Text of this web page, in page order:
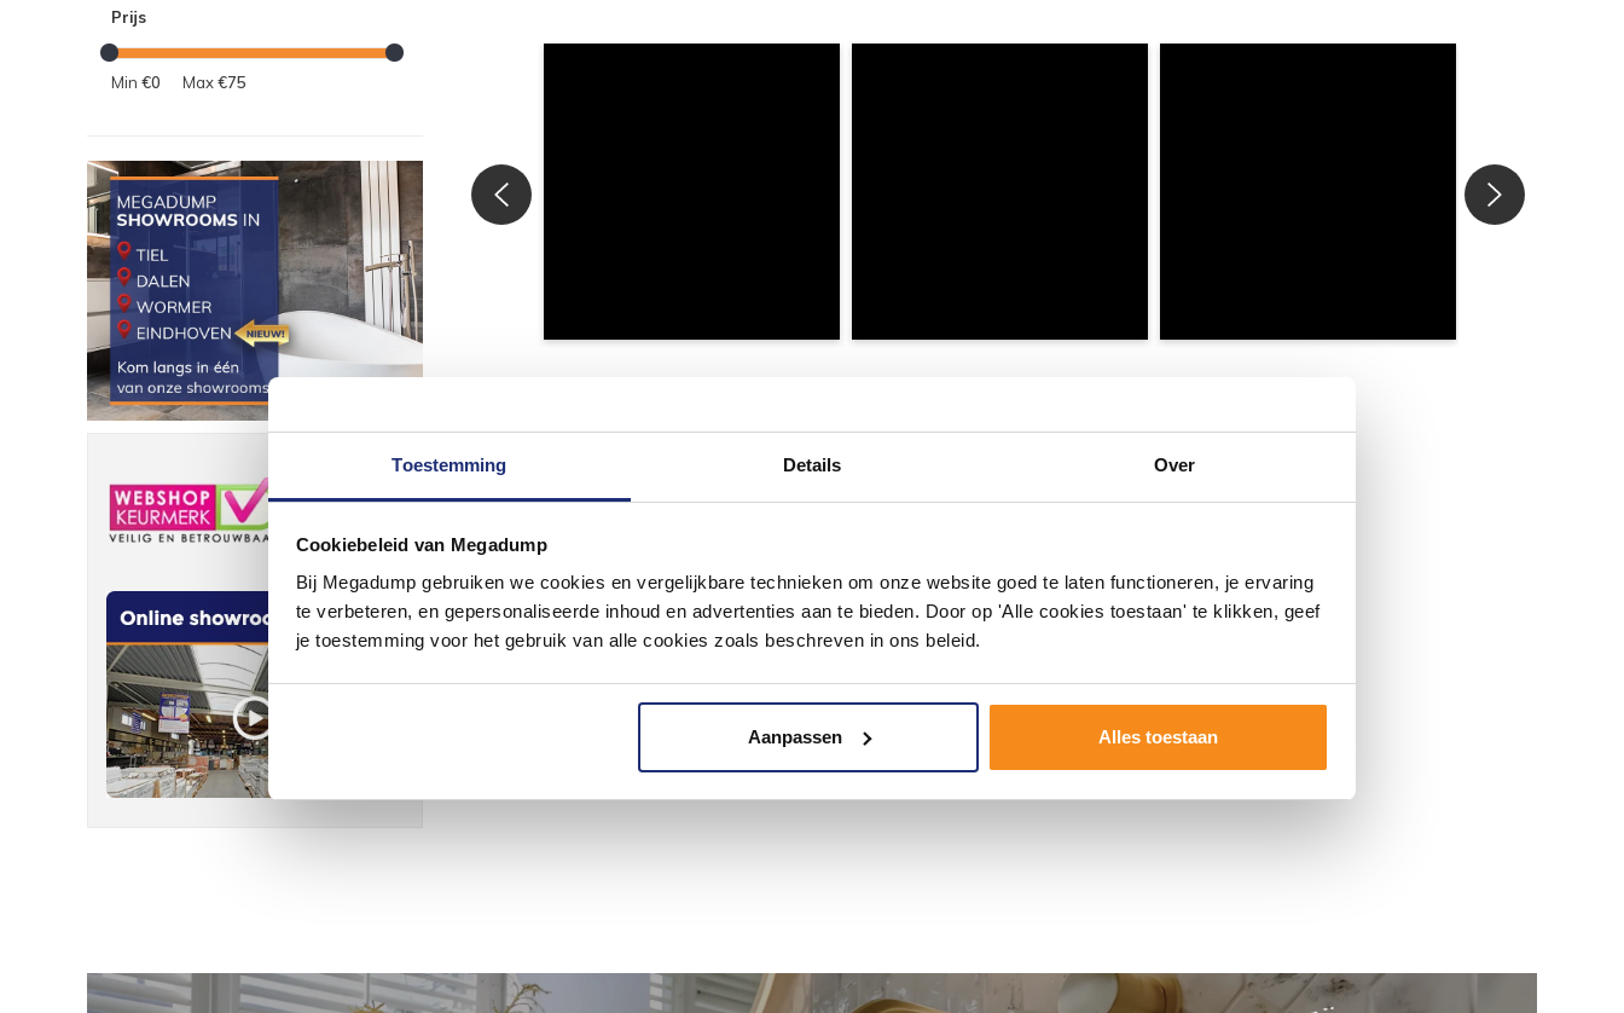
Toestemming Details Over
Cookiebeleid van Megadump
Bij Megadump gebruiken we cookies en vergelijkbare technieken om onze website goed te laten functioneren, je ervaring
te verbeteren, en gepersonaliseerde inhoud en advertenties aan te bieden. Door op 'Alle cookies toestaan' te klikken, geef
je toestemming voor het gebruik van alle cookies zoals beschreven in ons beleid.
Aanpassen Alles toestaan
Prijs
Min €0 Max€75